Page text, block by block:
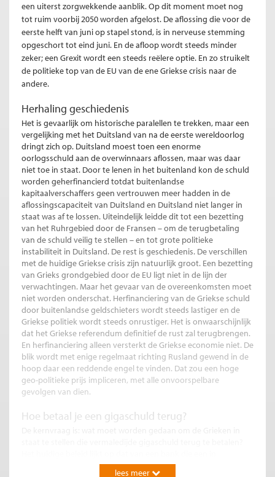
een uiterst zorgwekkende aanblik. Op dit moment moet nog
tot ruim voorbij 2050 worden afgelost. De aflossing die voor de
eerste helft van juni op stapel stond, is in nerveuse stemming
opgeschort tot eind juni. En de afloop wordt steeds minder
zeker; een Grexit wordt een steeds reëlere optie. En zo struikelt
de politieke top van de EU van de ene Griekse crisis naar de
andere.
Herhaling geschiedenis
Het is gevaarlijk om historische paralellen te trekken, maar een
vergelijking met het Duitsland van na de eerste wereldoorlog
dringt zich op. Duitsland moest toen een enorme
oorlogsschuld aan de overwinnaars aflossen, maar was daar
niet toe in staat. Door te lenen in het buitenland kon de schuld
worden geherfinancierd totdat buitenlandse
kapitaalverschaffers geen vertrouwen meer hadden in de
aflossingscapaciteit van Duitsland en Duitsland niet langer in
staat was af te lossen. Uiteindelijk leidde dit tot een bezetting
van het Ruhrgebied door de Fransen – om de terugbetaling
van de schuld veilig te stellen – en tot grote politieke
instabiliteit in Duitsland. De rest is geschiedenis. De verschillen
met de huidige Griekse crisis zijn natuurlijk groot. Een bezetting
van Grieks grondgebied door de EU ligt niet in de lijn der
verwachtingen. Maar het gevaar van de overeenkomsten moet
niet worden onderschat. Herfinanciering van de Griekse schuld
door buitenlandse geldschieters wordt steeds lastiger en de
Griekse politiek wordt steeds onrustiger. Het is onwaarschijnlijk
dat het Griekse referendum definitief de rust zal terugbrengen.
En herfinanciering alleen versterkt de Griekse economie niet. De
blik wordt met enige regelmaat richting Rusland gewend in de
hoop daar een reddende engel te vinden. Dat zou een hoge
geo-politieke prijs impliceren, met alle onvoorspelbare
gevolgen van dien.
Hoe betaal je een gigaschuld terug?
problemen gekomen huiseigenaar adviseert om alle niet strikt
lees meer